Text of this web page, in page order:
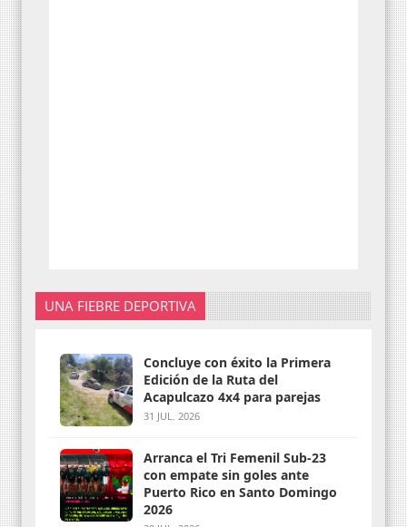
UNA FIEBRE DEPORTIVA
Concluye con éxito la Primera
Edición de la Ruta del
Acapulcazo 4x4 para parejas
31 JUL. 2026
Arranca el Tri Femenil Sub-23
con empate sin goles ante
Puerto Rico en Santo Domingo
2026